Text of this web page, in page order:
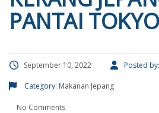
PANTAI TOKYO
September 10, 2022 Posted by:
Category: Makanan Jepang
No Comments